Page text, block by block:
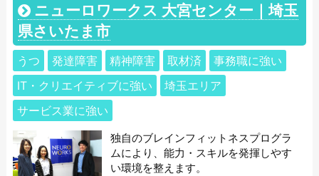
ニューロワークス 大宮センター｜埼玉
県さいたま市
うつ 発達障害 精神障害 取材済
事務職に強い
IT・クリエイティブに強い
埼玉エリア
サービス業に強い
独自のブレインフィットネスプログラ
ムにより、能力・スキルを発揮しやす
い環境を整えます。